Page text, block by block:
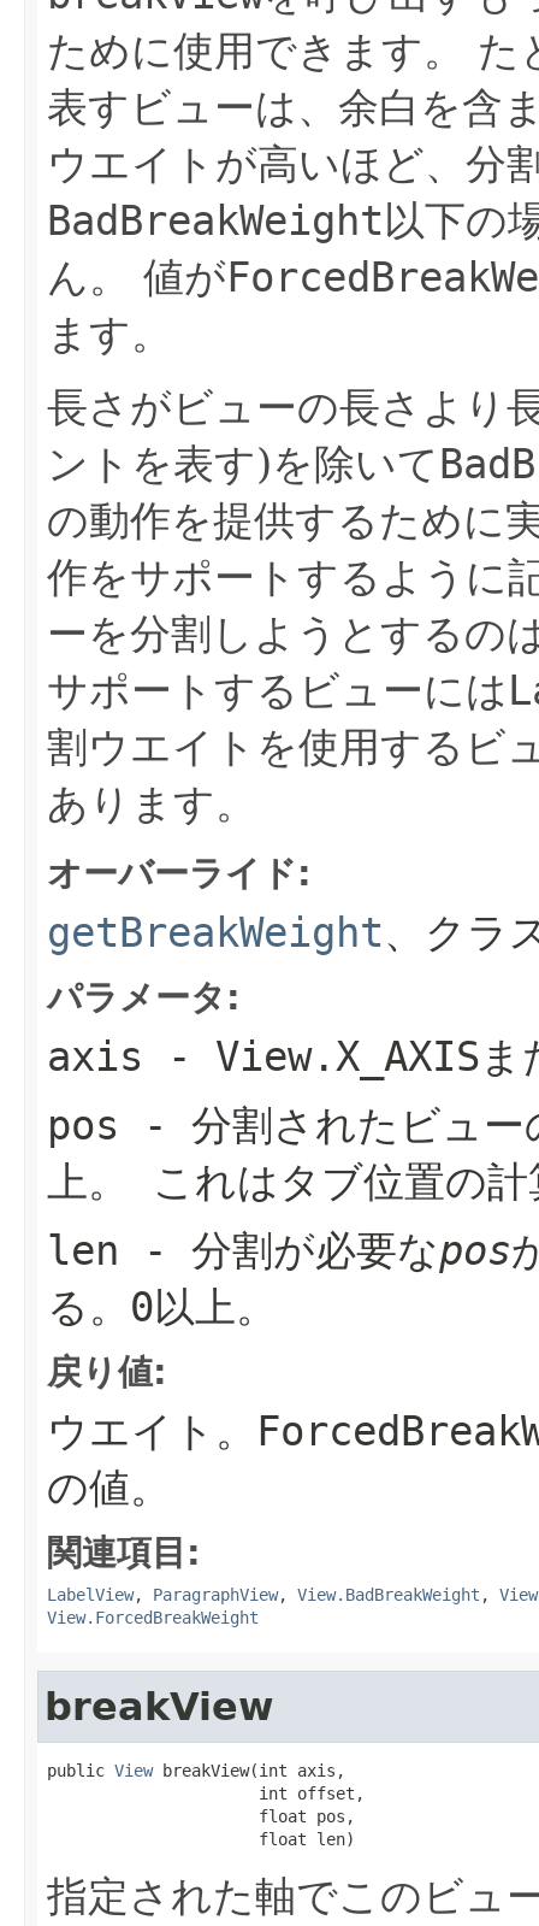
ために使用できます。
た
表すビューは、余白を含
ウエイトが高いほど、分
BadBreakWeight以下の
ん。
値が
ます。
長さがビューの長さより
ントを表す)を除いて
の動作を提供するために
作をサポートするように
ーを分割しようとするの
サポートするビューには
割ウエイトを使用するビ
あります。
オーバーライド:
getBreakWeight、クラ
パラメータ:
axis - View.X_AXISま
pos - 分割されたビュー
上。
これはタブ位置の
len - 分割が必要なpos
る。0以上。
戻り値:
ウエイト。
の値。
関連項目:
LabelView, ParagraphView, View.BadBreakWeight ,
View.ForcedBreakWeight
breakView
public View breakView(int axis,
                      int offset,
                      float pos,
                      float len)
指定された軸でこのビュ